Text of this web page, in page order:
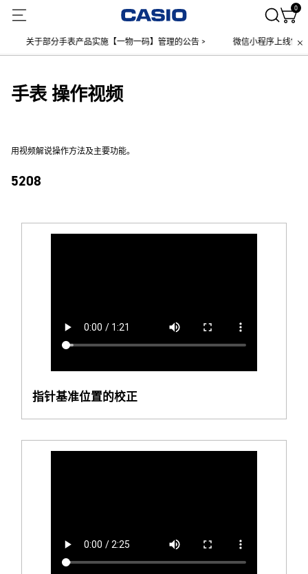
0
关于部分手表产品实施【一物一码】管理的公告 > 微信小程序上线售后
手表 操作视频
用视频解说操作方法及主要功能。
5208
指针基准位置的校正